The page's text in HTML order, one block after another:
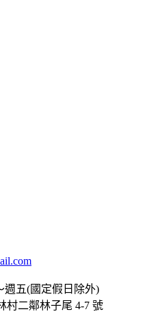
週五(國定假日除外)
村二鄰林子尾 4-7 號